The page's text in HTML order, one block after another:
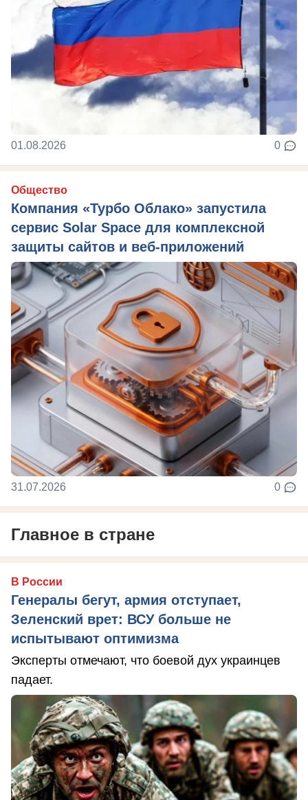
01.08.2026 0
Общество
Компания «Турбо Облако» запустила
сервис Solar Space для комплексной
защиты сайтов и веб-приложений
31.07.2026 0
Главное в стране
В России
Генералы бегут, армия отступает,
Зеленский врет: ВСУ больше не
испытывают оптимизма
Эксперты отмечают, что боевой дух украинцев
падает.